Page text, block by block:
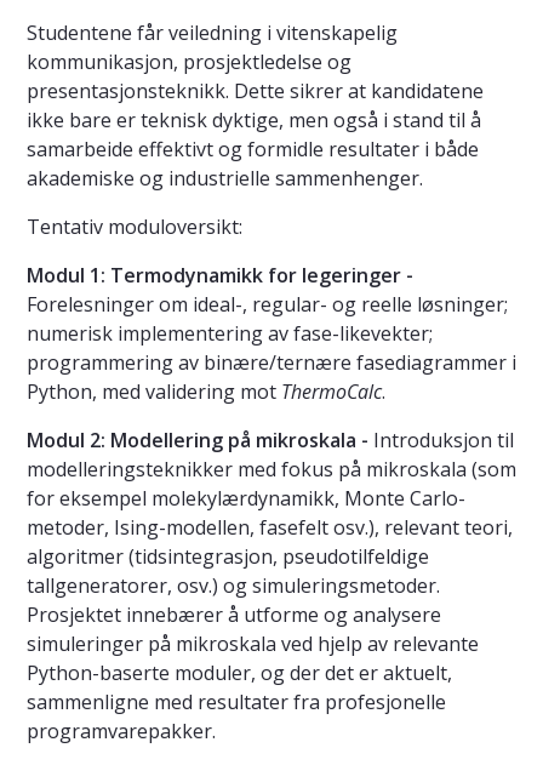
Studentene får veiledning i vitenskapelig
kommunikasjon, prosjektledelse og
presentasjonsteknikk. Dette sikrer at kandidatene
ikke bare er teknisk dyktige, men også i stand til å
samarbeide effektivt og formidle resultater i både
akademiske og industrielle sammenhenger.
Tentativ moduloversikt:
Modul 1: Termodynamikk for legeringer -
Forelesninger om ideal-, regular- og reelle løsninger;
numerisk implementering av fase-likevekter;
programmering av binære/ternære fasediagrammer i
Python, med validering mot ThermoCalc.
Modul 2: Modellering på mikroskala - Introduksjon til
modelleringsteknikker med fokus på mikroskala (som
for eksempel molekylærdynamikk, Monte Carlo-
metoder, Ising-modellen, fasefelt osv.), relevant teori,
algoritmer (tidsintegrasjon, pseudotilfeldige
tallgeneratorer, osv.) og simuleringsmetoder.
Prosjektet innebærer å utforme og analysere
simuleringer på mikroskala ved hjelp av relevante
Python-baserte moduler, og der det er aktuelt,
sammenligne med resultater fra profesjonelle
programvarepakker.